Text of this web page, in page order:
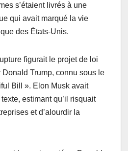
s’étaient livrés à une
qui avait marqué la vie
des États-Unis.
figurait le projet de loi
Donald Trump, connu sous le
Bill ». Elon Musk avait
estimant qu’il risquait
et d’alourdir la